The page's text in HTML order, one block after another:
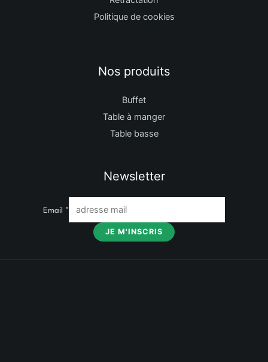
Politique de cookies
Nos produits
Buffet
Table à manger
Table basse
Newsletter
Email *
JE M'INSCRIS